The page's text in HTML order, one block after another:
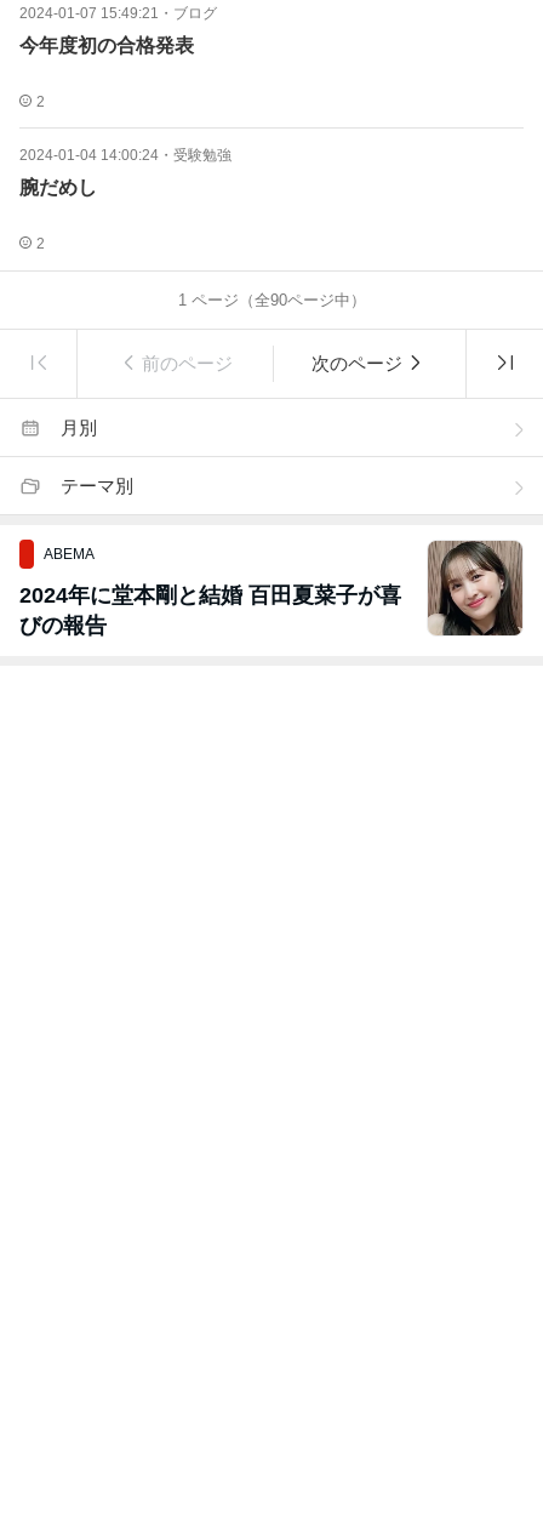
2024-01-07 15:49:21 ・ ブログ
今年度初の合格発表
2
2024-01-04 14:00:24 ・ 受験勉強
腕だめし
2
1ページ（全90ページ中）
前のページ 次のページ
月別
テーマ別
ABEMA
2024年に堂本剛と結婚 百田夏菜子が喜
びの報告